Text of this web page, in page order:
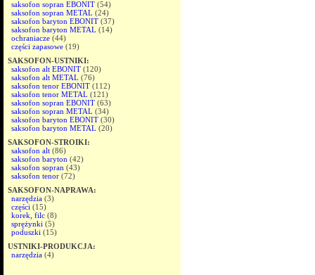
saksofon sopran EBONIT (54)
saksofon sopran METAL (24)
saksofon baryton EBONIT (37)
saksofon baryton METAL (14)
ochraniacze (44)
części zapasowe (19)
SAKSOFON-USTNIKI:
saksofon alt EBONIT (120)
saksofon alt METAL (76)
saksofon tenor EBONIT (112)
saksofon tenor METAL (121)
saksofon sopran EBONIT (63)
saksofon sopran METAL (34)
saksofon baryton EBONIT (30)
saksofon baryton METAL (20)
SAKSOFON-STROIKI:
saksofon alt (86)
saksofon baryton (42)
saksofon sopran (43)
saksofon tenor (72)
SAKSOFON-NAPRAWA:
narzędzia (3)
części (15)
korek, filc (8)
sprężynki (5)
poduszki (15)
USTNIKI-PRODUKCJA:
narzędzia (4)